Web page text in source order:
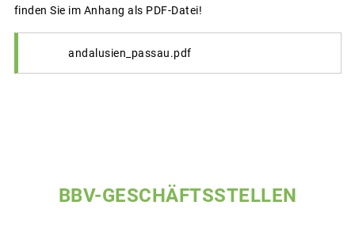
finden Sie im Anhang als PDF-Datei!
andalusien_passau.pdf
BBV-GESCHÄFTSSTELLEN